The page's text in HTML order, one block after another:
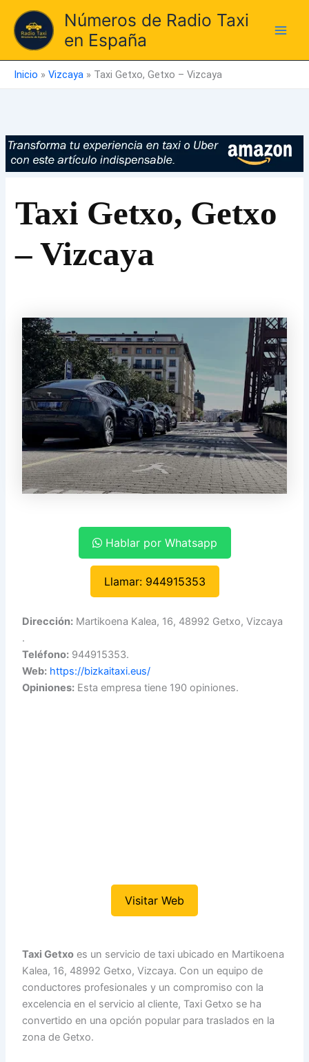
contenido
Números de Radio Taxi
en España
Inicio » Vizcaya » Taxi Getxo, Getxo – Vizcaya
Taxi Getxo, Getxo
– Vizcaya
Hablar por Whatsapp
Llamar: 944915353
Dirección: Martikoena Kalea, 16, 48992 Getxo, Vizcaya
.
Teléfono: 944915353.
Web: https://bizkaitaxi.eus/
Opiniones: Esta empresa tiene 190 opiniones.
Visitar Web
Taxi Getxo es un servicio de taxi ubicado en Martikoena
Kalea, 16, 48992 Getxo, Vizcaya. Con un equipo de
conductores profesionales y un compromiso con la
excelencia en el servicio al cliente, Taxi Getxo se ha
convertido en una opción popular para traslados en la
zona de Getxo.